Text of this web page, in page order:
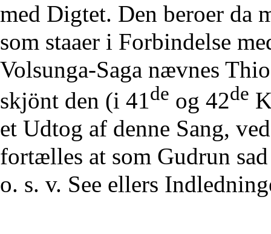
med Digtet. Den beroer da
som staaer i Forbindelse
Volsunga-Saga nævnes
skjönt den (i 41de og 42de
et Udtog af denne Sang,
fortælles at som Gudrun
o. s. v. See ellers